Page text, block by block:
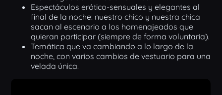
Espectáculos erótico-sensuales y elegantes al
final de la noche: nuestro chico y nuestra chica
sacan al escenario a los homenajeados que
quieran participar (siempre de forma voluntaria).
Temática que va cambiando a lo largo de la
noche, con varios cambios de vestuario para una
velada única.